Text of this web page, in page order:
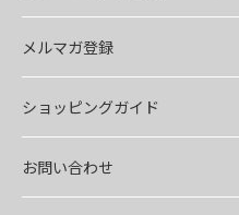
メルマガ登録
ショッピングガイド
お問い合わせ